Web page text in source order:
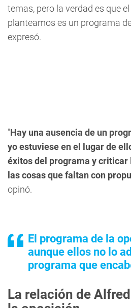
temas, pero la verdad es que
planteamos es un programa
expresó.
"Hay una ausencia de un
yo estuviese en el lugar de
éxitos del programa y criticar
las cosas que faltan con
opinó.
El programa de la
aunque ellos no lo
programa que
La relación de